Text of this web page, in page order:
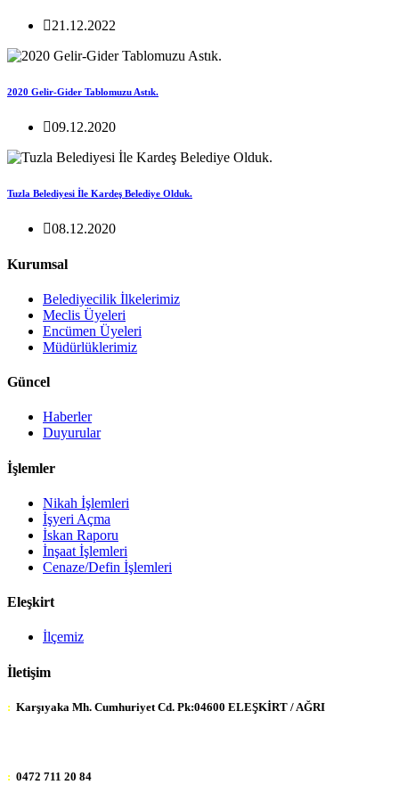
21.12.2022
2020 Gelir-Gider Tablomuzu Astık.
09.12.2020
Tuzla Belediyesi İle Kardeş Belediye Olduk.
08.12.2020
Kurumsal
Belediyecilik İlkelerimiz
Meclis Üyeleri
Encümen Üyeleri
Müdürlüklerimiz
Güncel
Haberler
Duyurular
İşlemler
Nikah İşlemleri
İşyeri Açma
İskan Raporu
İnşaat İşlemleri
Cenaze/Defin İşlemleri
Eleşkirt
İlçemiz
İletişim
: Karşıyaka Mh. Cumhuriyet Cd. Pk:04600 ELEŞKİRT / AĞRI
: 0472 711 20 84